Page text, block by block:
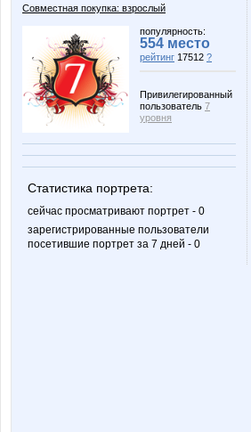
Совместная покупка: взрослый
популярность:
554 место
рейтинг 17512 ?
Привилегированный
пользователь 7
уровня
Статистика портрета:
сейчас просматривают портрет - 0
зарегистрированные пользователи
посетившие портрет за 7 дней - 0